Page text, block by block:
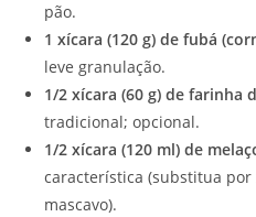
pão.
1 xícara (120 g) de fubá
leve granulação.
1/2 xícara (60 g) de farinha
tradicional; opcional.
1/2 xícara (120 ml) de
característica (substitua
mascavo).